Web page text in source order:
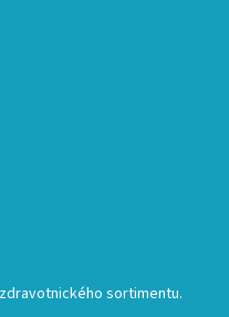
sortimentu.